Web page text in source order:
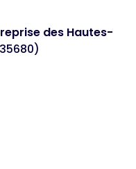
des Hautes-